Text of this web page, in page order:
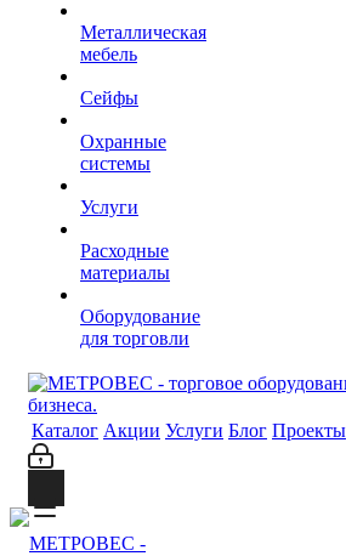
Металлическая
мебель
Сейфы
Охранные
системы
Услуги
Расходные
материалы
Оборудование
для торговли
Каталог Акции Услуги Блог Проекты